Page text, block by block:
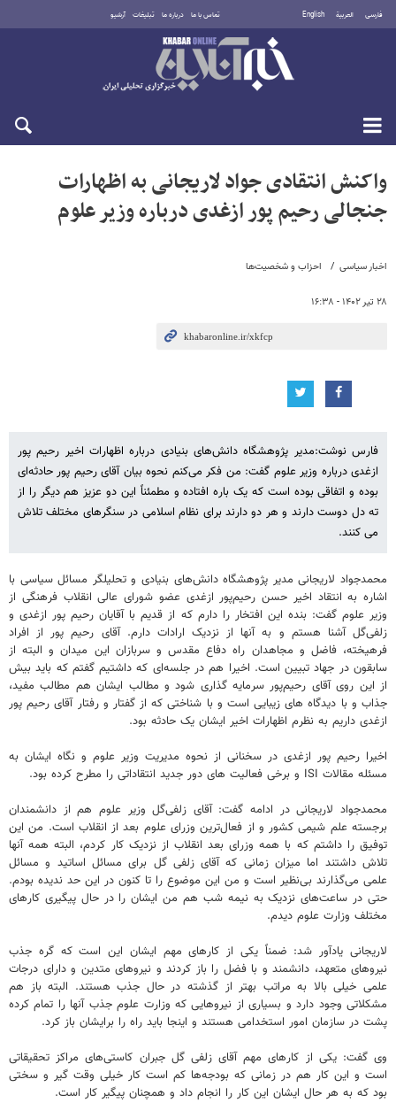
فارسی العربية English تماس با ما درباره ما تبلیغات آرشیو
یکشنبه ۱۸ مرداد ۱۴۰۵
اخبار سیاسی احزاب و شخصیت‌ها
۲۸ تیر ۱۴۰۲ - ۱۶:۳۸
واکنش انتقادی جواد لاریجانی به اظهارات
جنجالی رحیم پور ازغدی درباره وزیر علوم
فارس نوشت:مدیر پژوهشگاه دانش‌های بنیادی درباره اظهارات اخیر رحیم پور
ازغدی درباره وزیر علوم گفت: من فکر می‌کنم نحوه بیان آقای رحیم پور حادثه‌ای
بوده و اتفاقی بوده است که یک باره افتاده و مطمئناً این دو عزیز هم دیگر را از
ته دل دوست دارند و هر دو دارند برای نظام اسلامی در سنگرهای مختلف تلاش
می کنند.
محمدجواد لاریجانی مدیر پژوهشگاه دانش‌های بنیادی و تحلیلگر مسائل سیاسی با
اشاره به انتقاد اخیر حسن رحیم‌پور ازغدی عضو شورای عالی انقلاب فرهنگی از
وزیر علوم گفت: بنده این افتخار را دارم که از قدیم با آقایان رحیم پور ازغدی و
زلفی‌گل آشنا هستم و به آنها از نزدیک ارادات دارم. آقای رحیم پور از افراد
فرهیخته، فاضل و مجاهدان راه دفاع مقدس و سربازان این میدان و البته از
سابقون در جهاد تبیین است. اخیرا هم در جلسه‌ای که داشتیم گفتم که باید بیش
از این روی آقای رحیم‌پور سرمایه گذاری شود و مطالب ایشان هم مطالب مفید،
جذاب و با دیدگاه های زیبایی است و با شناختی که از گفتار و رفتار آقای رحیم پور
ازغدی داریم به نظرم اظهارات اخیر ایشان یک حادثه بود.
اخیرا رحیم پور ازغدی در سخنانی از نحوه مدیریت وزیر علوم و نگاه ایشان به
مسئله مقالات ISI و برخی فعالیت های دور جدید انتقاداتی را مطرح کرده بود.
محمدجواد لاریجانی در ادامه گفت: آقای زلفی‌گل وزیر علوم هم از دانشمندان
برجسته علم شیمی کشور و از فعال‌ترین وزرای علوم بعد از انقلاب است. من این
توفیق را داشتم که با همه وزرای بعد انقلاب از نزدیک کار کردم، البته همه آنها
تلاش داشتند اما میزان زمانی که آقای زلفی گل برای مسائل اساتید و مسائل
علمی می‌گذارند بی‌نظیر است و من این موضوع را تا کنون در این حد ندیده بودم.
حتی در ساعت‌های نزدیک به نیمه شب هم من ایشان را در حال پیگیری کارهای
مختلف وزارت علوم دیدم.
لاریجانی یادآور شد: ضمناً یکی از کارهای مهم ایشان این است که گره جذب
نیروهای متعهد، دانشمند و با فضل را باز کردند و نیروهای متدین و دارای درجات
علمی خیلی بالا به مراتب بهتر از گذشته در حال جذب هستند. البته باز هم
مشکلاتی وجود دارد و بسیاری از نیروهایی که وزارت علوم جذب آنها را تمام کرده
پشت در سازمان امور استخدامی هستند و اینجا باید راه را برایشان باز کرد.
وی گفت: یکی از کارهای مهم آقای زلفی گل جبران کاستی‌های مراکز تحقیقاتی
است و این کار هم در زمانی که بودجه‌ها کم است کار خیلی وقت گیر و سختی
بود که به هر حال ایشان این کار را انجام داد و همچنان پیگیر کار است.